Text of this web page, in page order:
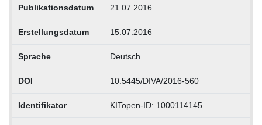
Publikationsdatum 21.07.2016
Erstellungsdatum 15.07.2016
Sprache Deutsch
DOI 10.5445/DIVA/2016-560
Identifikator KITopen-ID: 1000114145